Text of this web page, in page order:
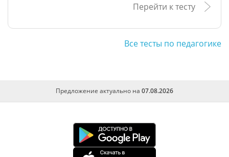
Перейти к тесту
Все тесты по педагогике
Предложение актуально на 07.08.2026